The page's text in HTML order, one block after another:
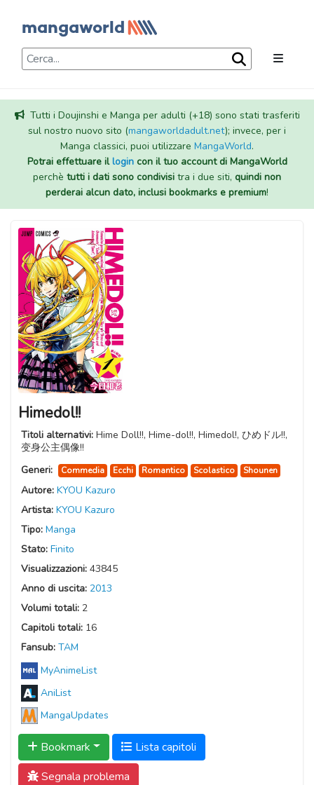
Tutti i Doujinshi e Manga per adulti (+18) sono stati trasferiti
sul nostro nuovo sito (mangaworldadult.net); invece, per i
Manga classici, puoi utilizzare MangaWorld.
Potrai effettuare illogincon il tuo account di MangaWorld
perchè tutti i dati sono condivisi tra i due siti, quindi non
perderai alcun dato, inclusi bookmarks e premium!
Himedol!!
Titoli alternativi: Hime Doll!!, Hime-dol!!, Himedol!, ひめドル!!,
变身公主偶像!!
Generi:
Commedia Ecchi Romantico Scolastico Shounen
Autore: KYOU Kazuro
Artista: KYOU Kazuro
Tipo: Manga
Stato: Finito
Visualizzazioni: 43845
Anno di uscita: 2013
Volumi totali: 2
Capitoli totali: 16
Fansub: TAM
MyAnimeList
AniList
MangaUpdates
Bookmark
Lista capitoli
Segnala problema